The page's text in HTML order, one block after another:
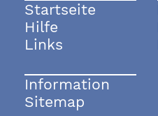
Startseite
Hilfe
Links
Information
Sitemap